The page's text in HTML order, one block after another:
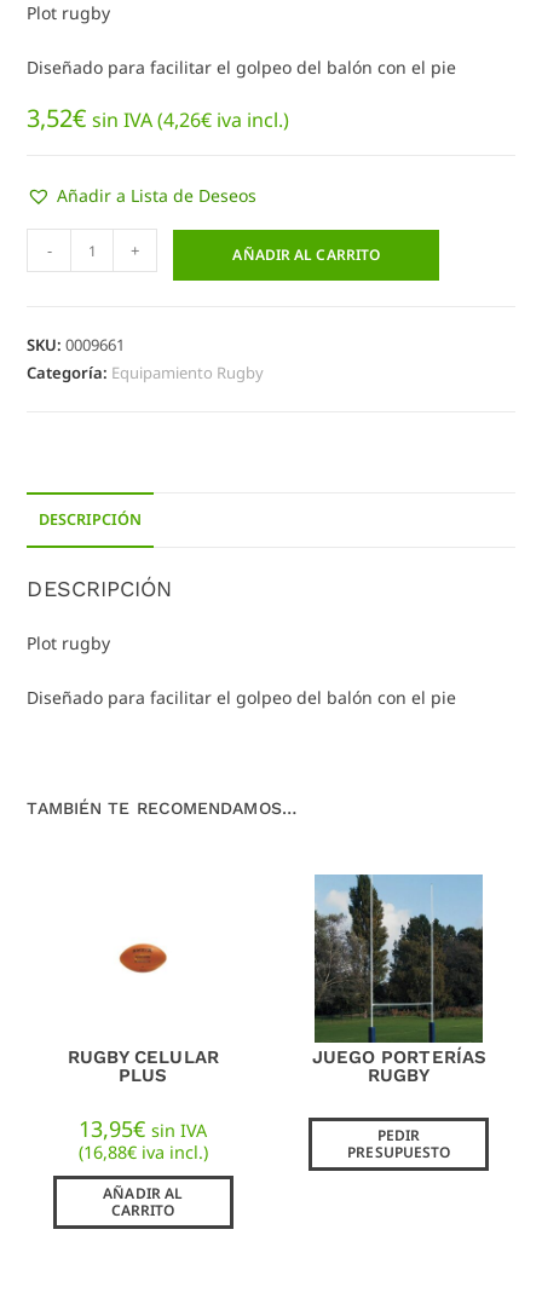
Plot rugby
Diseñado para facilitar el golpeo del balón con el pie
3,52€ sin IVA (4,26€ iva incl.)
Añadir a Lista de Deseos
- + AÑADIR AL CARRITO
SKU:0009661
Categoría: Equipamiento Rugby
DESCRIPCIÓN
DESCRIPCIÓN
Plot rugby
Diseñado para facilitar el golpeo del balón con el pie
TAMBIÉN TE RECOMENDAMOS…
RUGBY CELULAR
PLUS
13,95€ sin IVA
(16,88€iva incl.)
AÑADIR AL
CARRITO
JUEGO PORTERÍAS
RUGBY
PEDIR
PRESUPUESTO